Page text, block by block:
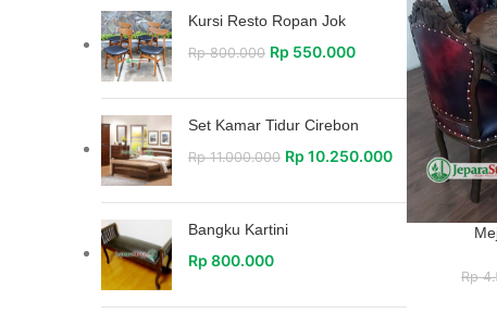
Kursi Resto Ropan Jok
Rp800.000 Rp 550.000
Set Kamar Tidur Cirebon
Rp11.000.000 Rp 10.250.000
Bangku Kartini
Rp 800.000
Rp